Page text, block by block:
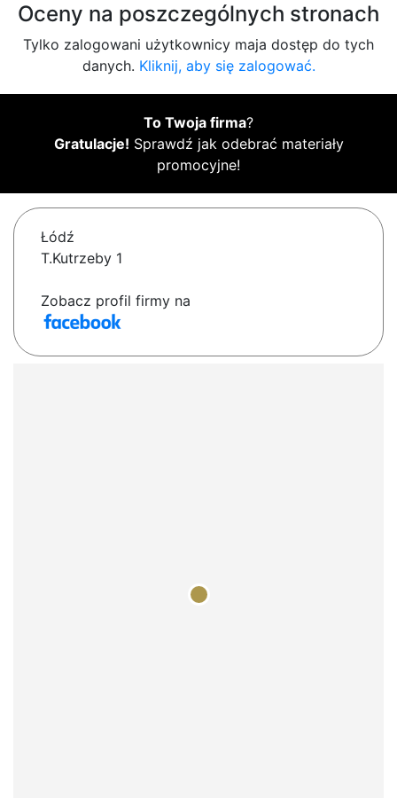
Oceny na poszczególnych stronach
Tylko zalogowani użytkownicy maja dostęp do tych
danych. Kliknij, aby się zalogować.
To Twoja firma?
Gratulacje! Sprawdź jak odebrać materiały
promocyjne!
Łódź
T.Kutrzeby 1
Zobacz profil firmy na